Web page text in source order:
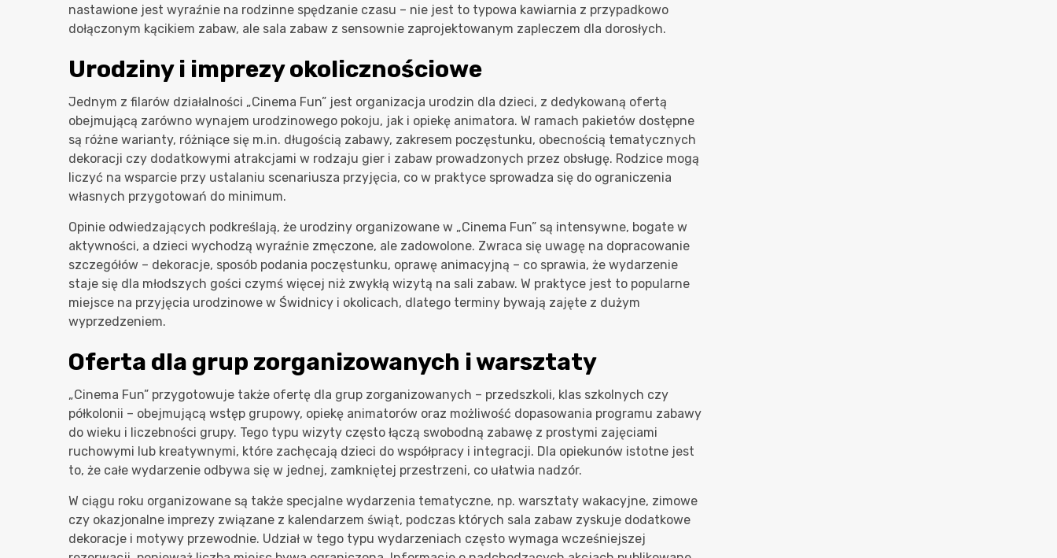
nastawione jest wyraźnie na rodzinne spędzanie czasu – nie jest to typowa kawiarnia z przypadkowo
dołączonym kącikiem zabaw, ale sala zabaw z sensownie zaprojektowanym zapleczem dla dorosłych.
Urodziny i imprezy okolicznościowe
Jednym z filarów działalności „Cinema Fun” jest organizacja urodzin dla dzieci, z dedykowaną ofertą
obejmującą zarówno wynajem urodzinowego pokoju, jak i opiekę animatora. W ramach pakietów dostępne
są różne warianty, różniące się m.in. długością zabawy, zakresem poczęstunku, obecnością tematycznych
dekoracji czy dodatkowymi atrakcjami w rodzaju gier i zabaw prowadzonych przez obsługę. Rodzice mogą
liczyć na wsparcie przy ustalaniu scenariusza przyjęcia, co w praktyce sprowadza się do ograniczenia
własnych przygotowań do minimum.
Opinie odwiedzających podkreślają, że urodziny organizowane w „Cinema Fun” są intensywne, bogate w
aktywności, a dzieci wychodzą wyraźnie zmęczone, ale zadowolone. Zwraca się uwagę na dopracowanie
szczegółów – dekoracje, sposób podania poczęstunku, oprawę animacyjną – co sprawia, że wydarzenie
staje się dla młodszych gości czymś więcej niż zwykłą wizytą na sali zabaw. W praktyce jest to popularne
miejsce na przyjęcia urodzinowe w Świdnicy i okolicach, dlatego terminy bywają zajęte z dużym
wyprzedzeniem.
Oferta dla grup zorganizowanych i warsztaty
„Cinema Fun” przygotowuje także ofertę dla grup zorganizowanych – przedszkoli, klas szkolnych czy
półkolonii – obejmującą wstęp grupowy, opiekę animatorów oraz możliwość dopasowania programu zabawy
do wieku i liczebności grupy. Tego typu wizyty często łączą swobodną zabawę z prostymi zajęciami
ruchowymi lub kreatywnymi, które zachęcają dzieci do współpracy i integracji. Dla opiekunów istotne jest
to, że całe wydarzenie odbywa się w jednej, zamkniętej przestrzeni, co ułatwia nadzór.
W ciągu roku organizowane są także specjalne wydarzenia tematyczne, np. warsztaty wakacyjne, zimowe
czy okazjonalne imprezy związane z kalendarzem świąt, podczas których sala zabaw zyskuje dodatkowe
dekoracje i motywy przewodnie. Udział w tego typu wydarzeniach często wymaga wcześniejszej